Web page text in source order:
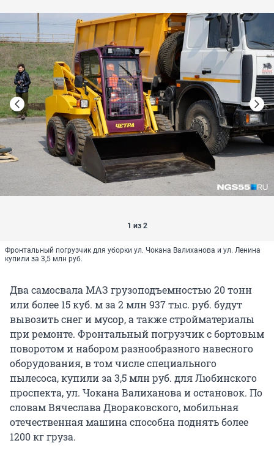
1 из 2
Фронтальный погрузчик для уборки ул. Чокана Валиханова и ул. Ленина
купили за 3,5 млн руб.
Два самосвала МАЗ грузоподъемностью 20 тонн
или более 15 куб. м за 2 млн 937 тыс. руб. будут
вывозить снег и мусор, а также стройматериалы
при ремонте. Фронтальный погрузчик с бортовым
поворотом и набором разнообразного навесного
оборудования, в том числе специального
пылесоса, купили за 3,5 млн руб. для Любинского
проспекта, ул. Чокана Валиханова и остановок. По
словам Вячеслава Двораковского, мобильная
отечественная машина способна поднять более
1200 кг груза.